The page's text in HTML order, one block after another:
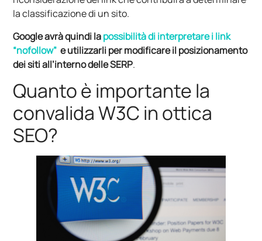
la classificazione di un sito.
Google avrà quindi lapossibilità di interpretare i link
“nofollow” e utilizzarli per modificare il posizionamento
dei siti all’interno delle SERP.
Quanto è importante la
convalida W3C in ottica
SEO?